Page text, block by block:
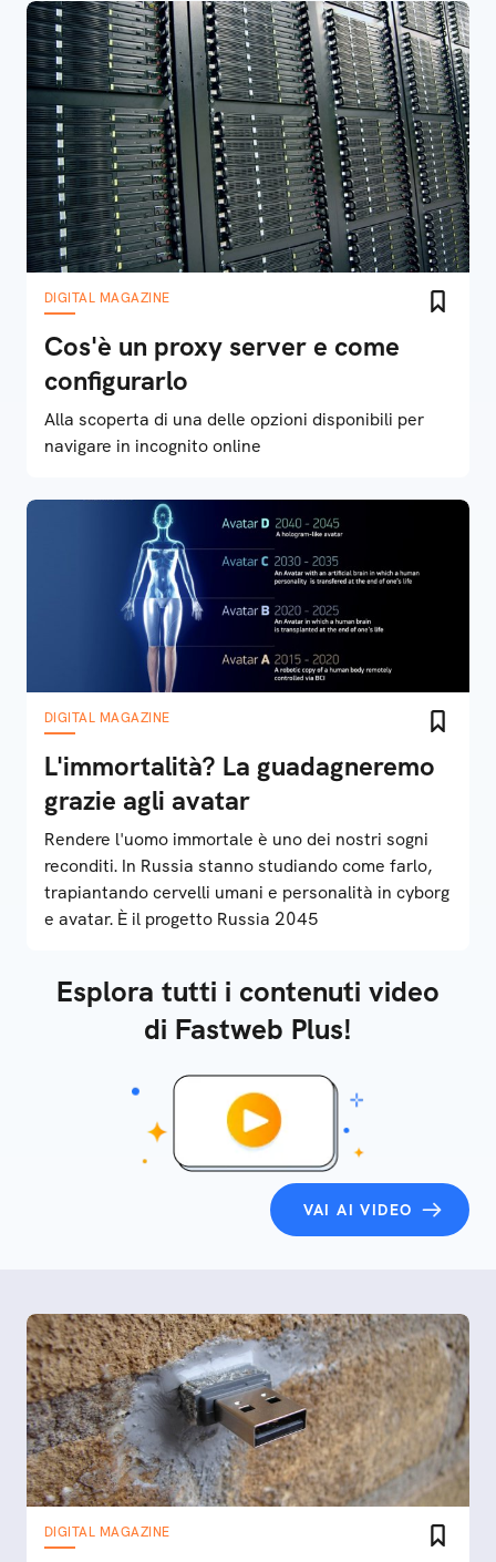
DIGITAL MAGAZINE
Cos'è un proxy server e come
configurarlo
Alla scoperta di una delle opzioni disponibili per
navigare in incognito online
DIGITAL MAGAZINE
L'immortalità? La guadagneremo
grazie agli avatar
Rendere l'uomo immortale è uno dei nostri sogni
reconditi. In Russia stanno studiando come farlo,
trapiantando cervelli umani e personalità in cyborg
e avatar. È il progetto Russia 2045
Esplora tutti i contenuti video
di Fastweb Plus!
VAI AI VIDEO
DIGITAL MAGAZINE